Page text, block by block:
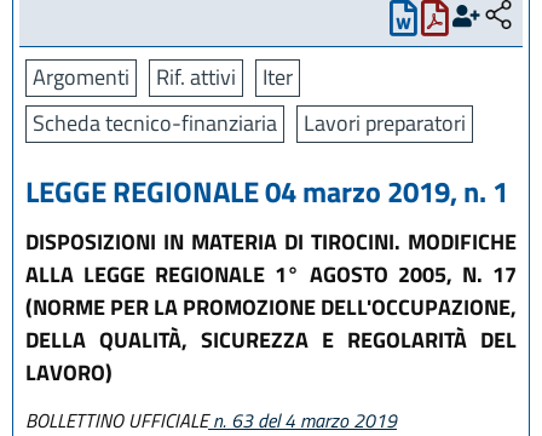
Argomenti Rif. attivi
Iter
Scheda tecnico-finanziaria
Lavori preparatori
LEGGE REGIONALE 04 marzo 2019, n. 1
DISPOSIZIONI IN MATERIA DI TIROCINI. MODIFICHE
ALLA LEGGE REGIONALE 1° AGOSTO 2005, N. 17
(NORME PER LA PROMOZIONE DELL'OCCUPAZIONE,
DELLA QUALITÀ, SICUREZZA E REGOLARITÀ DEL
LAVORO)
BOLLETTINO UFFICIALEn. 63 del 4 marzo 2019